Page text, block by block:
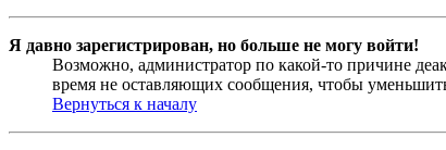
Я давно зарегистрирован, но больше не могу войти!
Возможно, администратор по какой-то причине
время не оставляющих сообщения, чтобы
Вернуться к началу